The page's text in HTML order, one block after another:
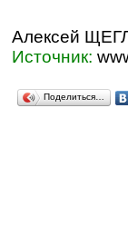
Алексей
Источник:
Поделиться…